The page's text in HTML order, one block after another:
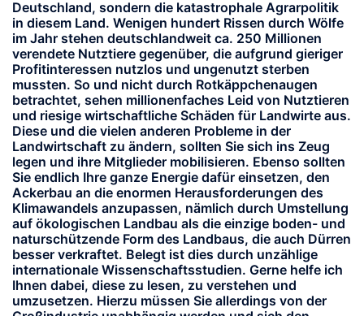
Deutschland, sondern die katastrophale Agrarpolitik
in diesem Land. Wenigen hundert Rissen durch Wölfe
im Jahr stehen deutschlandweit ca. 250 Millionen
verendete Nutztiere gegenüber, die aufgrund gieriger
Profitinteressen nutzlos und ungenutzt sterben
mussten. So und nicht durch Rotkäppchenaugen
betrachtet, sehen millionenfaches Leid von Nutztieren
und riesige wirtschaftliche Schäden für Landwirte aus.
Diese und die vielen anderen Probleme in der
Landwirtschaft zu ändern, sollten Sie sich ins Zeug
legen und ihre Mitglieder mobilisieren. Ebenso sollten
Sie endlich Ihre ganze Energie dafür einsetzen, den
Ackerbau an die enormen Herausforderungen des
Klimawandels anzupassen, nämlich durch Umstellung
auf ökologischen Landbau als die einzige boden- und
naturschützende Form des Landbaus, die auch Dürren
besser verkraftet. Belegt ist dies durch unzählige
internationale Wissenschaftsstudien. Gerne helfe ich
Ihnen dabei, diese zu lesen, zu verstehen und
umzusetzen. Hierzu müssen Sie allerdings von der